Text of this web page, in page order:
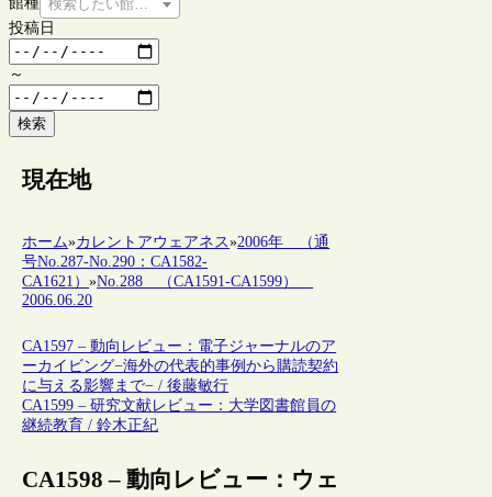
検索したい館種を選択してください
投稿日
～
検索
現在地
ホーム»カレントアウェアネス»2006年 （通
号No.287-No.290：CA1582-
CA1621）»No.288 （CA1591-CA1599）
2006.06.20
CA1597 – 動向レビュー：電子ジャーナルのア
ーカイビング−海外の代表的事例から購読契約
に与える影響まで− / 後藤敏行
CA1599 – 研究文献レビュー：大学図書館員の
継続教育 / 鈴木正紀
CA1598 – 動向レビュー：ウェ